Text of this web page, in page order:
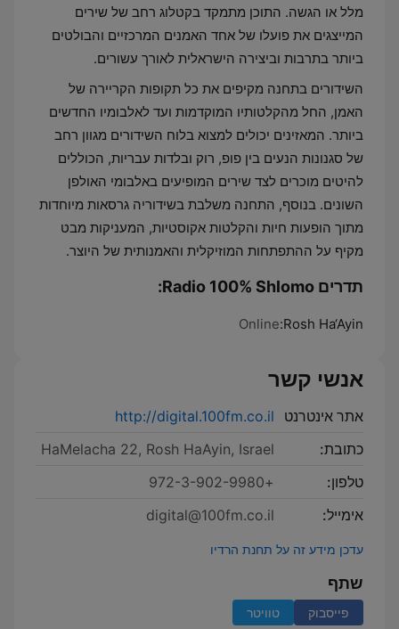
מלל או הגשה. התוכן מתמקד בקטלוג רחב של שירים
המייצגים את פועלו של אחד האמנים המרכזיים והבולטים
ביותר בתרבות וביצירה הישראלית לאורך עשורים.
השידורים בתחנה מקיפים את כל תקופות הקריירה של
האמן, החל מהקלטותיו המוקדמות ועד לאלבומיו החדשים
ביותר. המאזינים יכולים למצוא בלוח השידורים מגוון רחב
של סגנונות הנעים בין פופ, רוק ובלדות עבריות, הכוללים
להיטים מוכרים לצד שירים המופיעים באלבומי האולפן
השונים. בנוסף, התחנה משלבת בשידוריה גרסאות מיוחדות
מתוך הופעות חיות והקלטות אקוסטיות, המעניקות מבט
מקיף על ההתפתחות המוזיקלית והאמנותית של היוצר.
תדרים Radio 100% Shlomo:
Rosh Ha‘Ayin:
Online
אנשי קשר
אתר אינטרנט
http://digital.100fm.co.il
כתובת:
HaMelacha 22, Rosh HaAyin, Israel
טלפון:
+972-3-902-9980
אימייל:
digital@100fm.co.il
עדכן מידע זה על תחנת הרדיו
שתף
פייסבוק טוויטר